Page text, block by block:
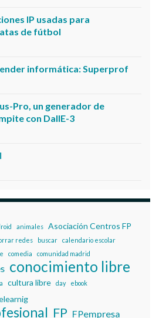
IP usadas para
de fútbol
informática: Superprof
Pro, un generador de
con DallE-3
animales
Asociación Centros FP
redes buscar calendario escolar
comedia comunidad madrid
conocimiento libre
cultura libre day ebook
FP FPempresa